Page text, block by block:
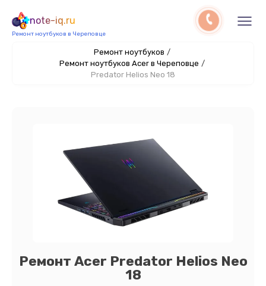
note-iq.ru
Ремонт ноутбуков в Череповце
Ремонт ноутбуков /
Ремонт ноутбуков Acer в Череповце /
Predator Helios Neo 18
Ремонт Acer Predator Helios Neo
18